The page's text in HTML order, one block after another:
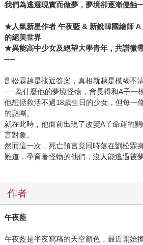
我們為逃避現實而做夢，夢境卻逐漸侵
★人氣新星作者 午夜藍 & 新銳韓國繪師
的絕美世界
★異能高中少女及絕望大學青年，共譜微
──
劉松霖越是接近答案，真相就越是模糊不清
──為什麼他的夢境怪物，會長得和A子一
他想拯救活不過18歲生日的少女，但每一
的謎團。
就在此時，他面前出現了改變A子命運的
言對象。
然而這一次，死亡預言竟同時落在劉松霖
難道，孕育著怪物的他們，沒人能逃過
作者
午夜藍
午夜藍是半夜寫稿的天空顏色，最近開始